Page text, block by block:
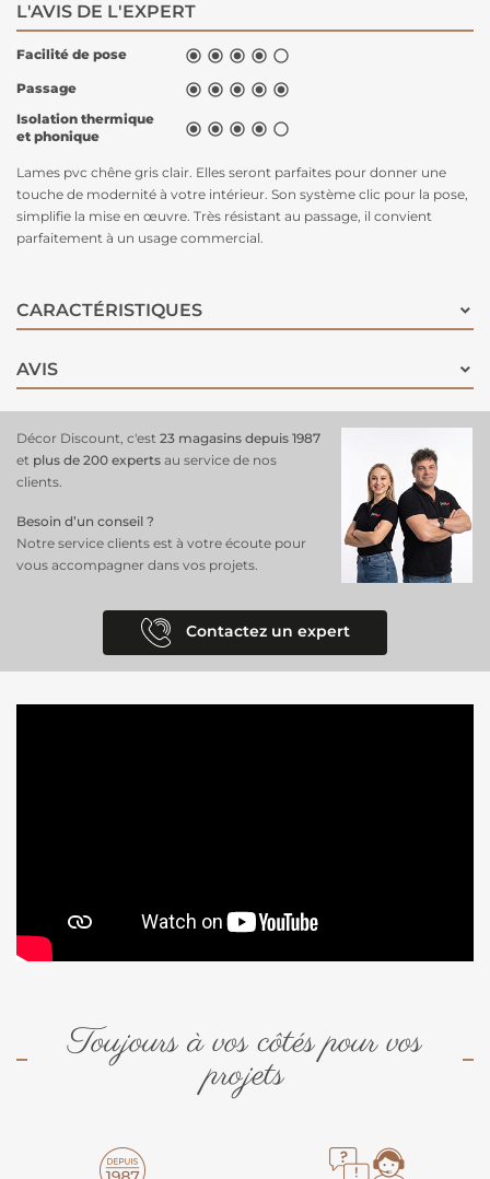
L'AVIS DE L'EXPERT
Facilité de pose     
Passage     
Isolation thermique
et phonique
    
Lames pvc chêne gris clair. Elles seront parfaites pour donner une
touche de modernité à votre intérieur. Son système clic pour la pose,
simplifie la mise en œuvre. Très résistant au passage, il convient
parfaitement à un usage commercial.
CARACTÉRISTIQUES
AVIS
Décor Discount, c'est 23 magasins depuis 1987
et plus de 200 experts au service de nos
clients.
Besoin d’un conseil ?
Notre service clients est à votre écoute pour
vous accompagner dans vos projets.
Contactez un expert
Toujours à vos côtés pour vos
projets